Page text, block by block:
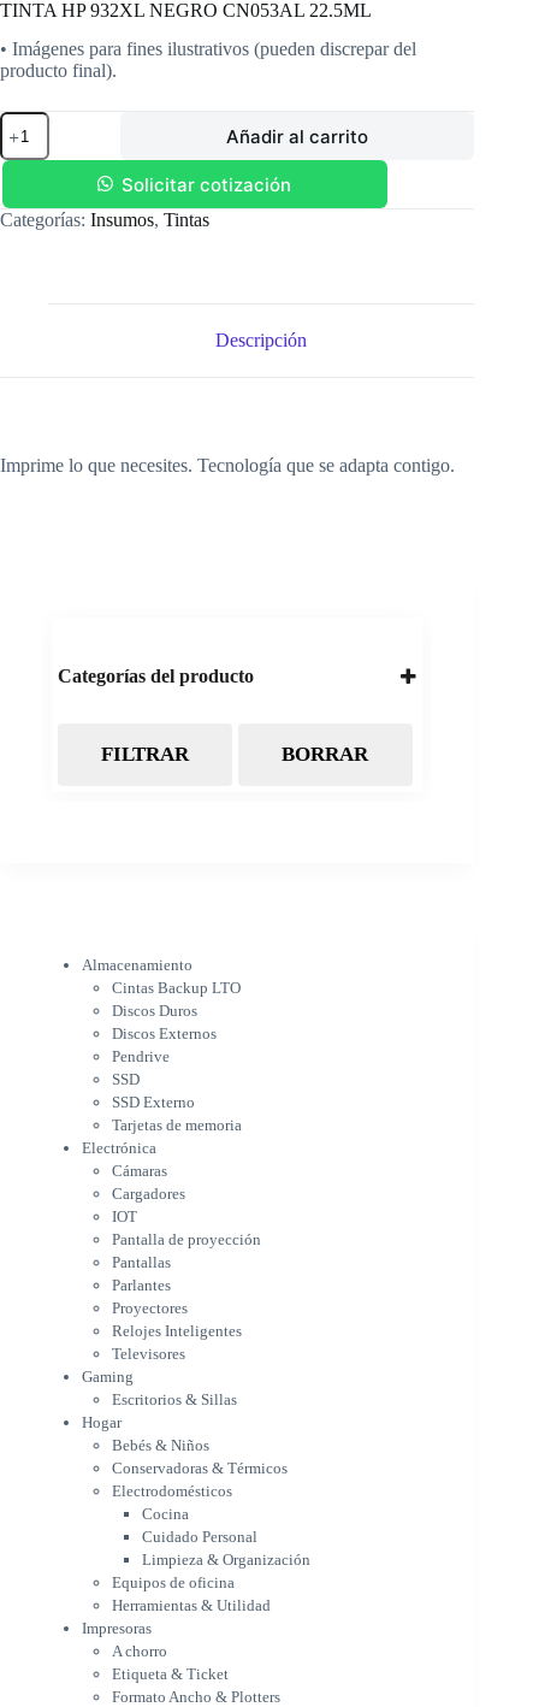
TINTA HP 932XL NEGRO CN053AL 22.5ML
• Imágenes para fines ilustrativos (pueden discrepar del
producto final).
TINTA
HP
932XL
CN053AL
22.5ML
Añadir al carrito
Solicitar cotización
Categorías: Insumos, Tintas
Descripción
Imprime lo que necesites. Tecnología que se adapta contigo.
Categorías del producto
Almacenamiento
Cámaras
Cargadores
IOT
Pantalla de proyección
Pantallas
Parlantes
Proyectores
Relojes Inteligentes
Televisores
Gaming
Escritorios & Sillas
Hogar
Bebés & Niños
Conservadoras & Térmicos
Electrodomésticos
Cocina
Cuidado Personal
Limpieza & Organización
Equipos de oficina
Herramientas & Utilidad
Impresoras
A chorro
Etiqueta & Ticket
Formato Ancho & Plotters
Láser
Matriciales
Multifuncional a Tinta
Multifuncional Láser
Tinta Continua
Informática
Accesorios Varios
FILTRAR BORRAR
Almacenamiento
Cintas Backup LTO
Discos Duros
Discos Externos
Pendrive
SSD
SSD Externo
Tarjetas de memoria
Electrónica
Cámaras
Cargadores
IOT
Pantalla de proyección
Pantallas
Parlantes
Proyectores
Relojes Inteligentes
Televisores
Gaming
Escritorios & Sillas
Hogar
Bebés & Niños
Conservadoras & Térmicos
Electrodomésticos
Cocina
Cuidado Personal
Limpieza & Organización
Equipos de oficina
Herramientas & Utilidad
Impresoras
A chorro
Etiqueta & Ticket
Formato Ancho & Plotters